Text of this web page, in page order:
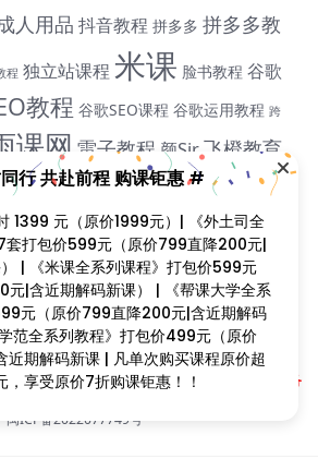
人用品 抖音教程 拼多多 拼多多教
程 独立站课程米课 脸书教程 谷歌
教程 谷歌SEO课程 谷歌运用教程 跨
课网 雷子教程 颜Sir飞橙教育
2023找课程网- All rights reserved
课程资源互换请联系微信在线客服：zkcw598 (备
闽ICP备2022077749号
行 共赴前程 购课钜惠 #
1399 元（原价1999元）| 《外土司全
套打包价599元（原价799直降200元|
| 《米课全系列课程》打包价599元
元|含近期解码新课） | 《帮课大学全系
元（原价799直降200元|含近期解码
范全系列教程》打包价499元（原价
期解码新课 | 凡单次购买课程原价超
享受原价7折购课钜惠！！